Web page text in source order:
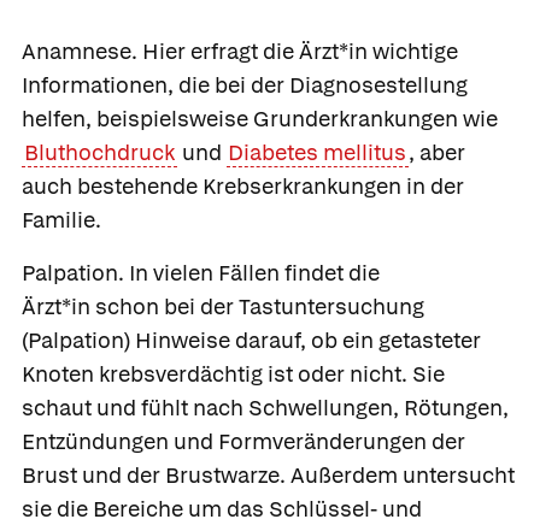
Anamnese. Hier erfragt die Ärzt*in wichtige
Informationen, die bei der Diagnosestellung
helfen, beispielsweise Grunderkrankungen wie
Bluthochdruck und Diabetes mellitus, aber
auch bestehende Krebserkrankungen in der
Familie.
Palpation. In vielen Fällen findet die
Ärzt*in schon bei der Tastuntersuchung
(Palpation) Hinweise darauf, ob ein getasteter
Knoten krebsverdächtig ist oder nicht. Sie
schaut und fühlt nach Schwellungen, Rötungen,
Entzündungen und Formveränderungen der
Brust und der Brustwarze. Außerdem untersucht
sie die Bereiche um das Schlüssel- und